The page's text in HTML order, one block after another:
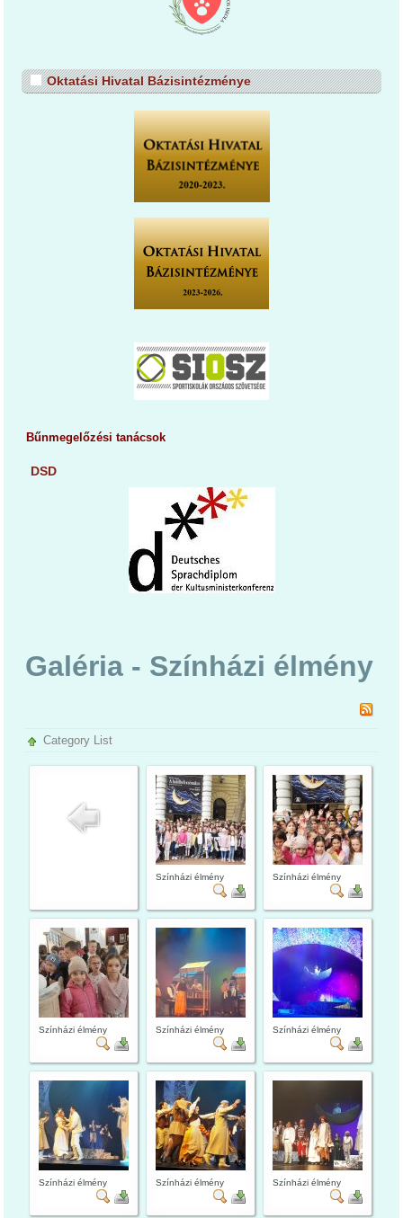
Oktatási Hivatal Bázisintézménye
Bűnmegelőzési tanácsok
DSD
Galéria - Színházi élmény
Category List
Színházi élmény Színházi élmény
Színházi élmény Színházi élmény Színházi élmény
Színházi élmény Színházi élmény Színházi élmény